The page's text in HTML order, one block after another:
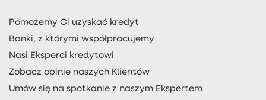
Pomożemy Ci uzyskać kredyt
Banki, z którymi współpracujemy
Nasi Eksperci kredytowi
Zobacz opinie naszych Klientów
Umów się na spotkanie z naszym Ekspertem